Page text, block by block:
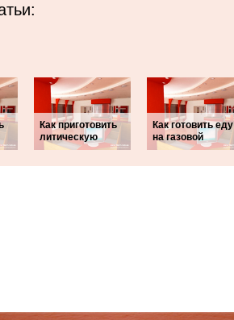
Как приготовить
литическую
Как готовить еду
на газовой